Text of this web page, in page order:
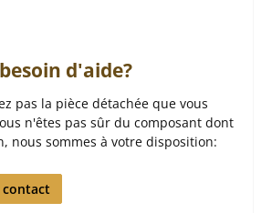
d'aide?
pas la pièce détachée que vous
n'êtes pas sûr du composant dont
nous sommes à votre disposition:
contact